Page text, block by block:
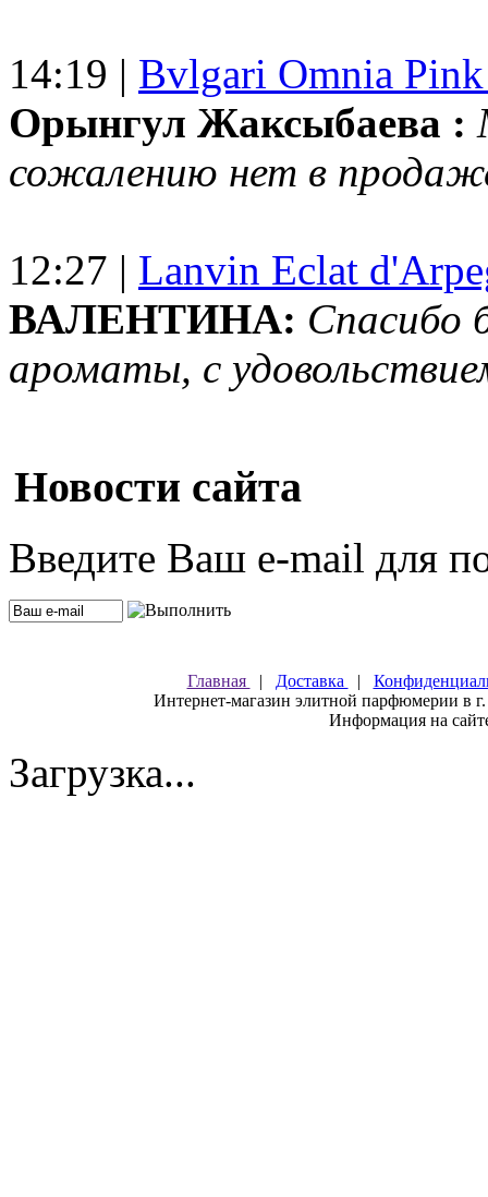
14:19 | Bvlgari Omnia
Орынгул Жаксыбаева :
сожалению нет в
12:27 | Lanvin Eclat
ВАЛЕНТИНА: Спасибо
ароматы, с
Новости сайта
Введите Ваш e-mail для
Главная | Доставка |
Интернет-магазин элитной парфюмерии в
Информация на
Загрузка...